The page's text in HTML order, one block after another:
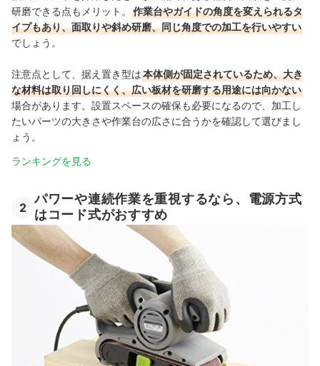
研磨できる点もメリット。
作業台やガイドの角度を変えられるタ
イプもあり、面取りや斜め研磨、同じ角度での加工を行いやすい
でしょう。
注意点として、据え置き型は本体側が固定されているため、大き
な材料は取り回しにくく、広い板材を研磨する用途には向かない
場合があります。設置スペースの確保も必要になるので、加工し
たいパーツの大きさや作業台の広さに合うかを確認して選びまし
ょう。
ランキングを見る
2
パワーや連続作業を重視するなら、電源方式
はコード式がおすすめ